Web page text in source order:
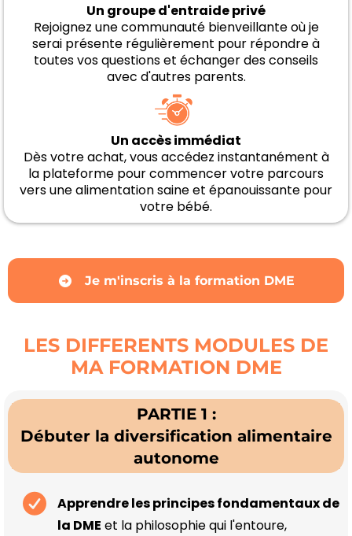
Un groupe d'entraide privé
Rejoignez une communauté bienveillante où je
serai présente régulièrement pour répondre à
toutes vos questions et échanger des conseils
avec d'autres parents.
Un accès immédiat
Dès votre achat, vous accédez instantanément à
la plateforme pour commencer votre parcours
vers une alimentation saine et épanouissante pour
votre bébé.
Je m'inscris à la formation DME
LES DIFFERENTS MODULES DE
MA FORMATION DME
PARTIE 1 :
Débuter la diversification alimentaire
autonome
Apprendre les principes fondamentaux de
la DME et la philosophie qui l'entoure,